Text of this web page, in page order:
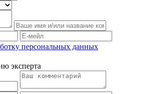
персональных данных
эксперта